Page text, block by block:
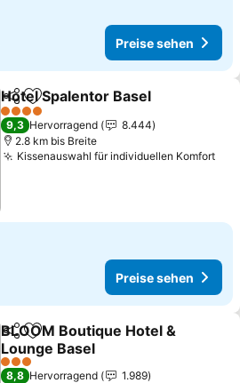
Preise sehen
TeilenZu Favoriten hinzufügen
Hotel Spalentor Basel
4 Sterne
9,3 Hervorragend
8.444
2.8 km bis Breite
Kissenauswahl für individuellen Komfort
Preise sehen
TeilenZu Favoriten hinzufügen
BLOOM Boutique Hotel &
Lounge Basel
3 Sterne
8,8 Hervorragend
1.989